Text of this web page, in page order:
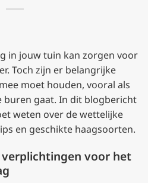
in jouw tuin kan zorgen voor
Toch zijn er belangrijke
moet houden, vooral als
buren gaat. In dit blogbericht
weten over de wettelijke
en geschikte haagsoorten.
voor het